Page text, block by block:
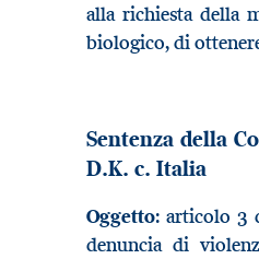
alla richiesta della
biologico, di
Sentenza della
D.K. c. Italia
Oggetto: articolo 3
denuncia di